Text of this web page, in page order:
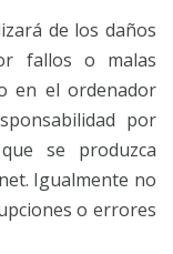
de los daños
fallos o malas
en el ordenador
por
se produzca
Igualmente no
o errores